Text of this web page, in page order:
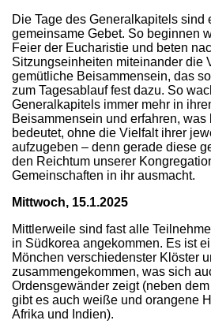
Die Tage des Generalkapitels sind
gemeinsame Gebet. So beginnen
Feier der Eucharistie und beten
Sitzungseinheiten miteinander die
gemütliche Beisammensein, das
zum Tagesablauf fest dazu. So
Generalkapitels immer mehr in
Beisammensein und erfahren,
bedeutet, ohne die Vielfalt ihrer
aufzugeben – denn gerade diese
den Reichtum unserer
Gemeinschaften in ihr ausmacht.
Mittwoch, 15.1.2025
Mittlerweile sind fast alle
in Südkorea angekommen. Es ist
Mönchen verschiedenster Klöster
zusammengekommen, was sich
Ordensgewänder zeigt (neben
gibt es auch weiße und orangene
Afrika und Indien).